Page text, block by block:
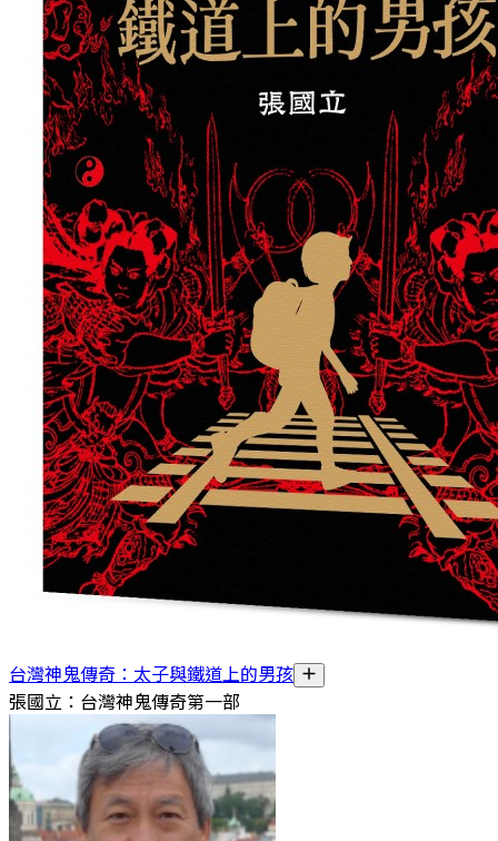
台灣神鬼傳奇：太子與鐵道上的男孩
張國立：台灣神鬼傳奇第一部